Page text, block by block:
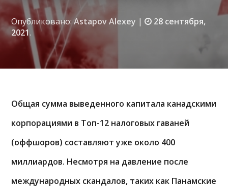
Опубликовано:Astapov Alexey |
28 сентября,
2021.
Общая сумма выведенного капитала канадскими
корпорациями в Топ-12 налоговых гаваней
(оффшоров) составляют уже около 400
миллиардов. Несмотря на давление после
международных скандалов, таких как Панамские